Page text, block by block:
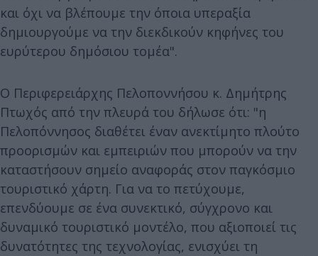
και όχι να βλέπουμε την όποια υπεραξία
δημιουργούμε να την διεκδικούν κηφήνες του
ευρύτερου δημόσιου τομέα".
Ο Περιφερειάρχης Πελοποννήσου κ. Δημήτρης
Πτωχός από την πλευρά του δήλωσε ότι: "η
Πελοπόννησος διαθέτει έναν ανεκτίμητο πλούτο
προορισμών και εμπειριών που μπορούν να την
καταστήσουν σημείο αναφοράς στον παγκόσμιο
τουριστικό χάρτη. Για να το πετύχουμε,
επενδύουμε σε ένα συνεκτικό, σύγχρονο και
δυναμικό τουριστικό μοντέλο, που αξιοποιεί τις
δυνατότητες της τεχνολογίας, ενισχύει τη